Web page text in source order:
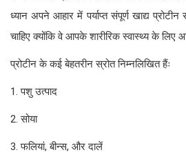
ध्यान अपने आहार में पर्याप्त संपूर्ण खाद्य
चाहिए क्योंकि वे आपके शारीरिक स्वास्थ्य के लिए
प्रोटीन के कई बेहतरीन स्रोत निम्नलिखित हैंः
1. पशु उत्पाद
2. सोया
3. फलियां, बीन्स, और दालें